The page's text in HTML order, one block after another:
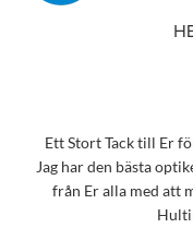
Ett Stort Tack till Er
Jag har den bästa
från Er alla med att